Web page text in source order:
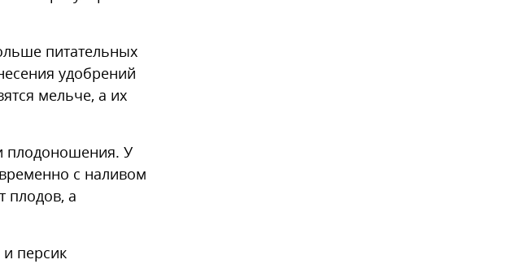
питательных
удобрений
мельче, а их
плодоношения. У
с наливом
плодов, а
персик